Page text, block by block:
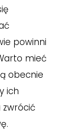
powinni
mieć
obecnie
ich